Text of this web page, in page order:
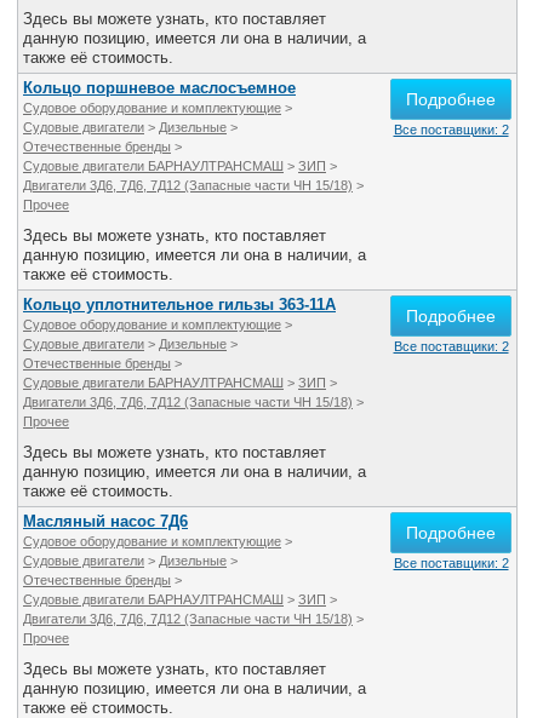
Здесь вы можете узнать, кто поставляет
данную позицию, имеется ли она в наличии, а
также её стоимость.
Кольцо поршневое маслосъемное
Судовое оборудование и комплектующие >
Судовые двигатели > Дизельные >
Отечественные бренды >
Судовые двигатели БАРНАУЛТРАНСМАШ > ЗИП >
Двигатели 3Д6, 7Д6, 7Д12 (Запасные части ЧН 15/18) >
Прочее
Здесь вы можете узнать, кто поставляет
данную позицию, имеется ли она в наличии, а
также её стоимость.
Подробнее
Все поставщики: 2
Кольцо уплотнительное гильзы 363-11А
Судовое оборудование и комплектующие >
Судовые двигатели > Дизельные >
Отечественные бренды >
Судовые двигатели БАРНАУЛТРАНСМАШ > ЗИП >
Двигатели 3Д6, 7Д6, 7Д12 (Запасные части ЧН 15/18) >
Прочее
Здесь вы можете узнать, кто поставляет
данную позицию, имеется ли она в наличии, а
также её стоимость.
Подробнее
Все поставщики: 2
Масляный насос 7Д6
Судовое оборудование и комплектующие >
Судовые двигатели > Дизельные >
Отечественные бренды >
Судовые двигатели БАРНАУЛТРАНСМАШ > ЗИП >
Двигатели 3Д6, 7Д6, 7Д12 (Запасные части ЧН 15/18) >
Прочее
Здесь вы можете узнать, кто поставляет
данную позицию, имеется ли она в наличии, а
также её стоимость.
Подробнее
Все поставщики: 2